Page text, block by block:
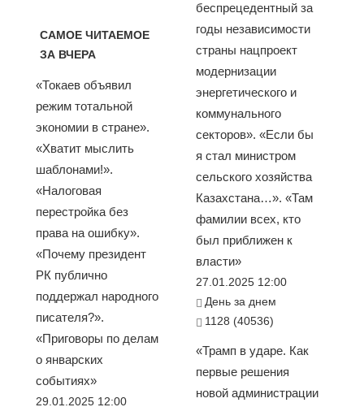
САМОЕ ЧИТАЕМОЕ
ЗА ВЧЕРА
«Токаев объявил
режим тотальной
экономии в стране».
«Хватит мыслить
шаблонами!».
«Налоговая
перестройка без
права на ошибку».
«Почему президент
РК публично
поддержал народного
писателя?».
«Приговоры по делам
о январских
событиях»
29.01.2025 12:00
беспрецедентный за
годы независимости
страны нацпроект
модернизации
энергетического и
коммунального
секторов». «Если бы
я стал министром
сельского хозяйства
Казахстана…». «Там
фамилии всех, кто
был приближен к
власти»
27.01.2025 12:00
День за днем
1128 (40536)
«Трамп в ударе. Как
первые решения
новой администрации